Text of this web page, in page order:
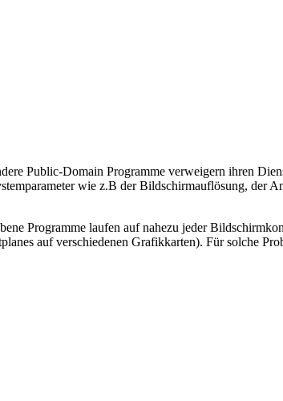
Public-Domain Programme verweigern ihren
wie z.B der Bildschirmauflösung, der
Programme laufen auf nahezu jeder
auf verschiedenen Grafikkarten). Für solche